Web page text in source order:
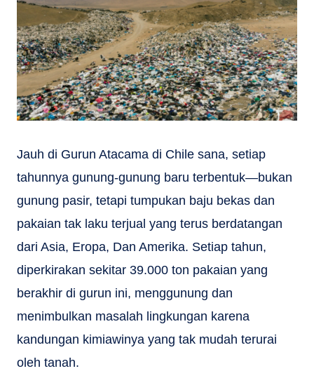
Jauh di Gurun Atacama di Chile sana, setiap
tahunnya gunung-gunung baru terbentuk—bukan
gunung pasir, tetapi tumpukan baju bekas dan
pakaian tak laku terjual yang terus berdatangan
dari Asia, Eropa, Dan Amerika. Setiap tahun,
diperkirakan sekitar 39.000 ton pakaian yang
berakhir di gurun ini, menggunung dan
menimbulkan masalah lingkungan karena
kandungan kimiawinya yang tak mudah terurai
oleh tanah.